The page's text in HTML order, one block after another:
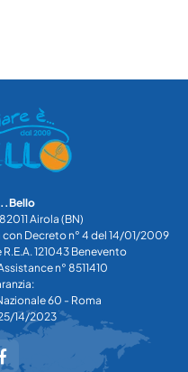
Airola (BN)
Decreto n° 4 del 14/01/2009
121043 Benevento
n° 8511410
60 - Roma
14/2023